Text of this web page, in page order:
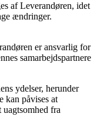
af Leverandøren, idet
ændringer.
er ansvarlig for
samarbejdspartnere
ydelser, herunder
kan påvises at
fra